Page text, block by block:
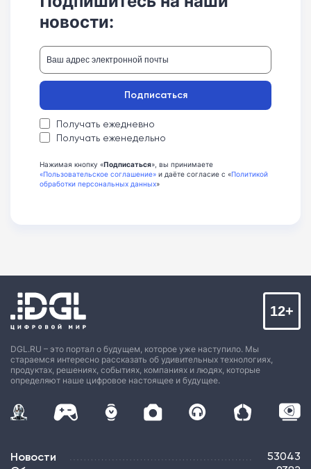
новости:
Получать ежедневно
Получать еженедельно
Подписаться
Нажимая кнопку «Подписаться», вы принимаете
«Пользовательское соглашение» и даёте согласие с «Политикой
обработки персональных данных»
DGL.RU – это портал о будущем, которое уже наступило. Мы
стараемся интересно рассказать об удивительных технологиях,
продуктах, решениях, событиях, компаниях и людях, которые
определяют наше цифровое настоящее и будущее.
12+
Новости 53043